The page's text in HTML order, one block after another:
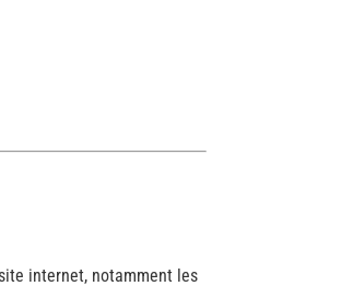
internet, notamment les